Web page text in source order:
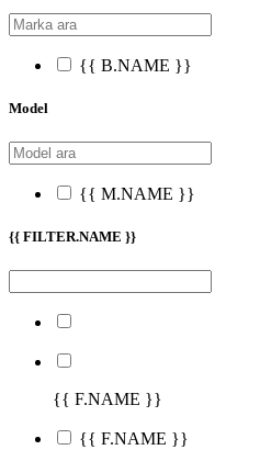
{{ B.NAME }}
Model
{{ M.NAME }}
{{ FILTER.NAME }}
{{ F.NAME }}
{{ F.NAME }}